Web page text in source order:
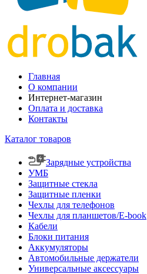
Главная
О компании
Интернет-магазин
Оплата и доставка
Контакты
Каталог товаров
Зарядные устройства
УМБ
Защитные стекла
Защитные пленки
Чехлы для телефонов
Чехлы для планшетов/E-book
Кабели
Блоки питания
Аккумуляторы
Автомобильные держатели
Универсальные аксессуары